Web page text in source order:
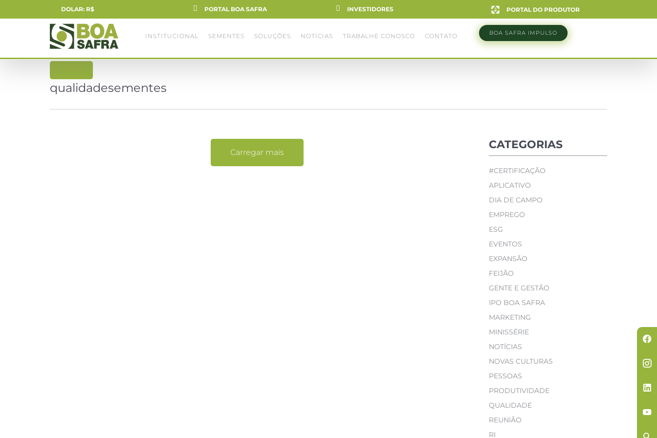
DOLAR: R$ PORTAL BOA SAFRA INVESTIDORES PORTAL DO PRODUTOR
INSTITUCIONAL SEMENTES SOLUÇÕES NOTÍCIAS TRABALHE CONOSCO CONTATO BOA SAFRA IMPULSO
qualidadesementes
Carregar mais
CATEGORIAS
#CERTIFICAÇÃO
APLICATIVO
DIA DE CAMPO
EMPREGO
ESG
EVENTOS
EXPANSÃO
FEIJÃO
GENTE E GESTÃO
IPO BOA SAFRA
MARKETING
MINISSÉRIE
NOTÍCIAS
NOVAS CULTURAS
PESSOAS
PRODUTIVIDADE
QUALIDADE
REUNIÃO
RI